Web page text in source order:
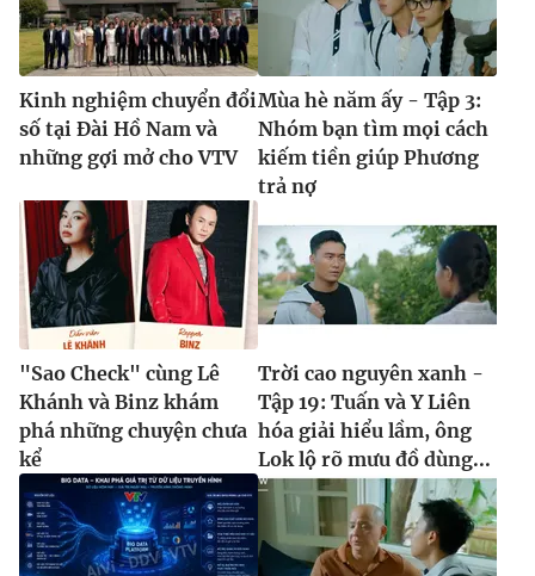
Kinh nghiệm chuyển đổi
số tại Đài Hồ Nam và
những gợi mở cho VTV
Mùa hè năm ấy - Tập 3:
Nhóm bạn tìm mọi cách
kiếm tiền giúp Phương
trả nợ
"Sao Check" cùng Lê
Khánh và Binz khám
phá những chuyện chưa
kể
Trời cao nguyên xanh -
Tập 19: Tuấn và Y Liên
hóa giải hiểu lầm, ông
Lok lộ rõ mưu đồ dùng...